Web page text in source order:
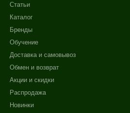
Статьи
Каталог
Бренды
Обучение
Доставка и самовывоз
Обмен и возврат
Акции и скидки
Распродажа
Новинки